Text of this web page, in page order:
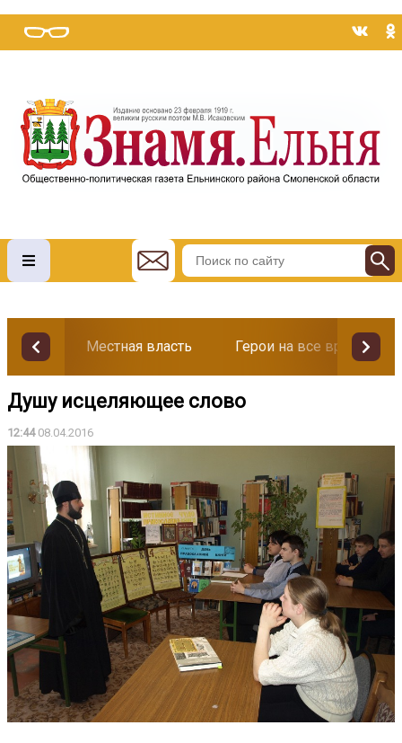
Местная власть Герои на все времена
Душу исцеляющее слово
12:4408.04.2016